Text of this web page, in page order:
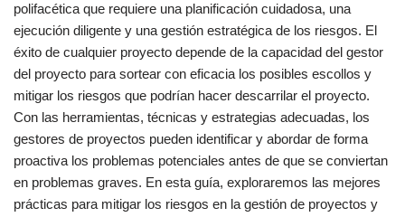
polifacética que requiere una planificación cuidadosa, una
ejecución diligente y una gestión estratégica de los riesgos. El
éxito de cualquier proyecto depende de la capacidad del gestor
del proyecto para sortear con eficacia los posibles escollos y
mitigar los riesgos que podrían hacer descarrilar el proyecto.
Con las herramientas, técnicas y estrategias adecuadas, los
gestores de proyectos pueden identificar y abordar de forma
proactiva los problemas potenciales antes de que se conviertan
en problemas graves. En esta guía, exploraremos las mejores
prácticas para mitigar los riesgos en la gestión de proyectos y